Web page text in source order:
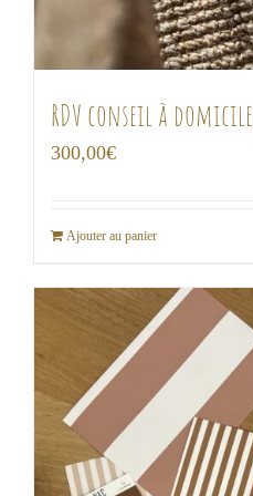
RDV conseil à domicile
300,00€
Ajouter au panier